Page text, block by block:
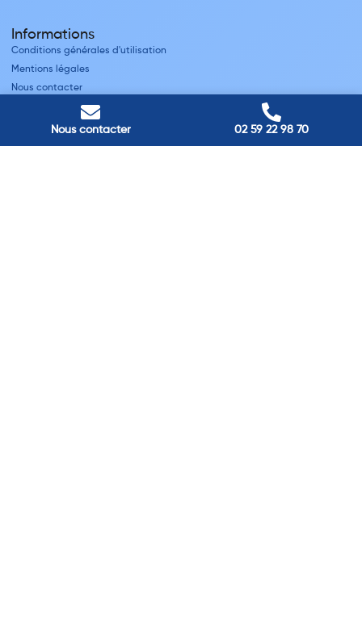
Nous contacter 02 59 22 98 70
Informations
Conditions générales d'utilisation
Mentions légales
Nous contacter
Nos adresses